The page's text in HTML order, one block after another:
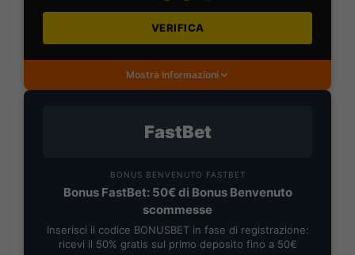
VERIFICA
Mostra Informazioni
FastBet
BONUS BENVENUTO FASTBET
Bonus FastBet: 50€ di Bonus Benvenuto
scommesse
Inserisci il codice BONUSBET in fase di registrazione:
ricevi il 50% gratis sul primo deposito fino a 50€